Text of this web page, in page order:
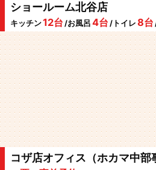
ショールーム北谷店
キッチン12台 /お風呂 4台 /トイレ 8台
コザ店オフィス（ホカマ中部